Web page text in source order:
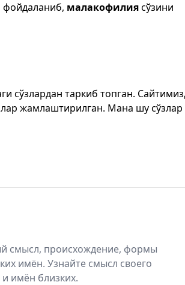
фойдаланиб, малакофилиясўзини
сўзлардан таркиб топган.
жамлаштирилган. Мана шу
смысл, происхождение, формы
имён. Узнайте смысл своего
имён близких.